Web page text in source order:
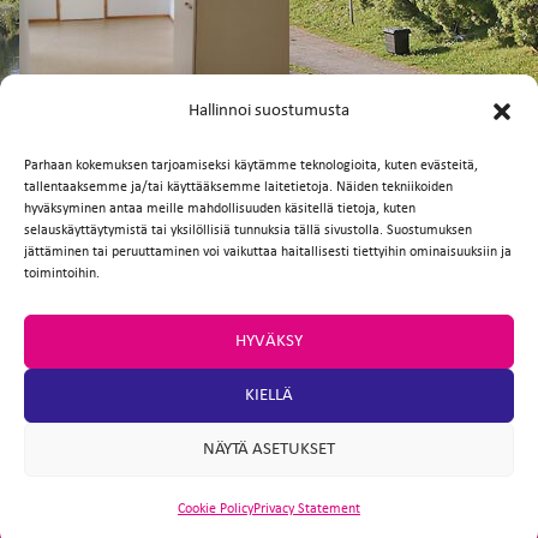
Hallinnoi suostumusta
Parhaan kokemuksen tarjoamiseksi käytämme teknologioita, kuten evästeitä,
tallentaaksemme ja/tai käyttääksemme laitetietoja. Näiden tekniikoiden
hyväksyminen antaa meille mahdollisuuden käsitellä tietoja, kuten
selauskäyttäytymistä tai yksilöllisiä tunnuksia tällä sivustolla. Suostumuksen
jättäminen tai peruuttaminen voi vaikuttaa haitallisesti tiettyihin ominaisuuksiin ja
toimintoihin.
HYVÄKSY
KIELLÄ
NÄYTÄ ASETUKSET
Cookie PolicyPrivacy Statement
Facebook
TwitterEmailWhatsApp